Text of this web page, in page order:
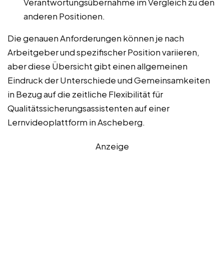
anderen Positionen.
Die genauen Anforderungen können je nach
Arbeitgeber und spezifischer Position variieren,
aber diese Übersicht gibt einen allgemeinen
Eindruck der Unterschiede und Gemeinsamkeiten
in Bezug auf die zeitliche Flexibilität für
Qualitätssicherungsassistenten auf einer
Lernvideoplattform in Ascheberg.
Anzeige